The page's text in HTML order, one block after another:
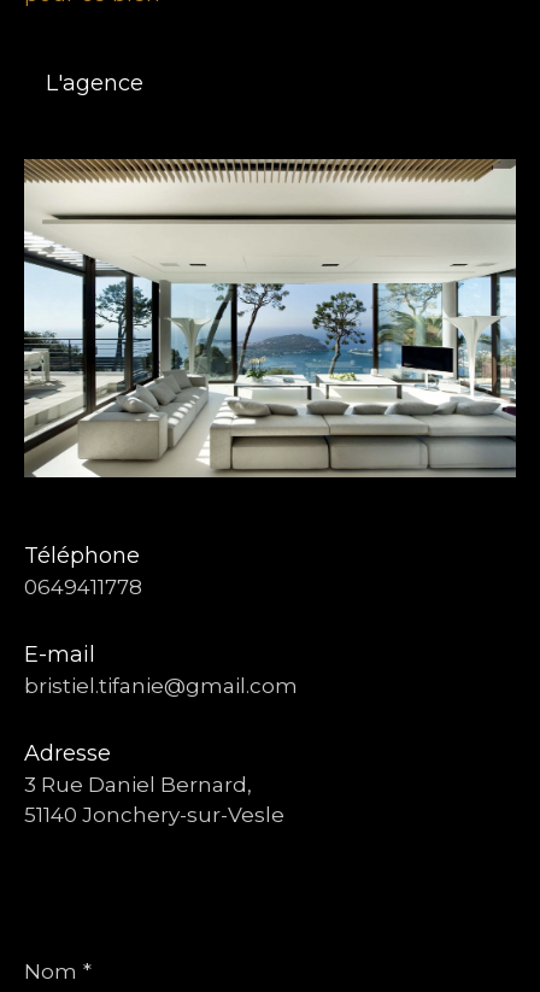
L'agence
Téléphone
0649411778
E-mail
bristiel.tifanie@gmail.com
Adresse
3 Rue Daniel Bernard,
51140 Jonchery-sur-Vesle
*